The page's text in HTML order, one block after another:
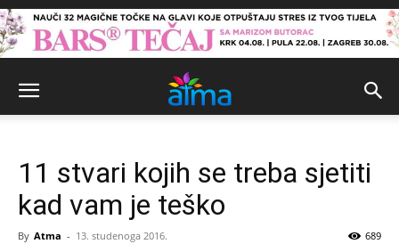
11 stvari kojih se treba sjetiti
kad vam je teško
By Atma - 13. studenoga 2016. 689